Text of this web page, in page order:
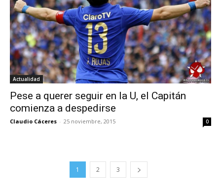
Actualidad
Pese a querer seguir en la U, el Capitán
comienza a despedirse
Claudio Cáceres - 25 noviembre, 2015 0
1 2 3